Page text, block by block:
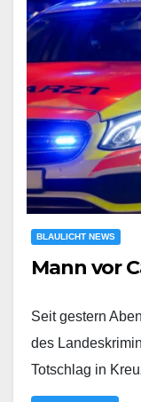
BLAULICHT NEWS
Mann vor
Seit gestern
des
Totschlag in